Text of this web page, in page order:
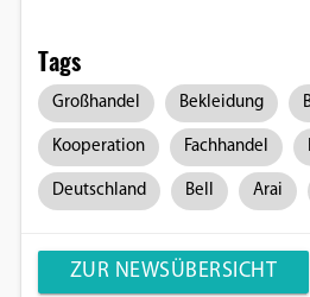
Tags
Großhandel Bekleidung
Kooperation Fachhandel
Deutschland Bell Arai
ZUR NEWSÜBERSICHT